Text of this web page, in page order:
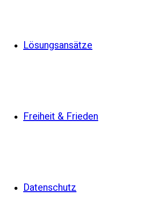
Lösungsansätze
Freiheit & Frieden
Datenschutz